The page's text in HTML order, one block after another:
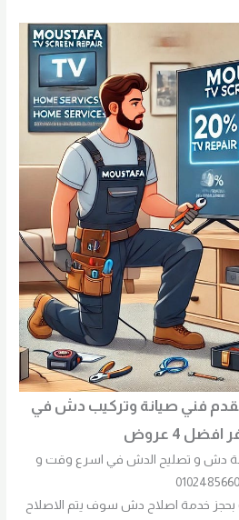
فني صيانة وتركيب دش في
4 عروض
دش و تصليح الدش في اسرع وقت و
بحجز خدمة اصلاح دش سوف يتم الاصلاح